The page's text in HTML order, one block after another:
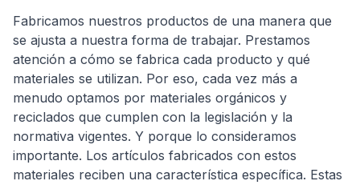
Fabricamos nuestros productos de una manera que
se ajusta a nuestra forma de trabajar. Prestamos
atención a cómo se fabrica cada producto y qué
materiales se utilizan. Por eso, cada vez más a
menudo optamos por materiales orgánicos y
reciclados que cumplen con la legislación y la
normativa vigentes. Y porque lo consideramos
importante. Los artículos fabricados con estos
materiales reciben una característica específica. Estas